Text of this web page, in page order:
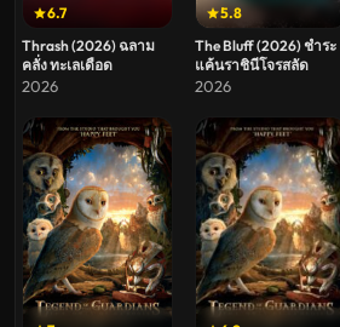
6.7
Thrash (2026) ฉลาม
คลั่ง ทะเลเดือด
2026
5.8
The Bluff (2026) ชำระ
แค้นราชินีโจรสลัด
2026